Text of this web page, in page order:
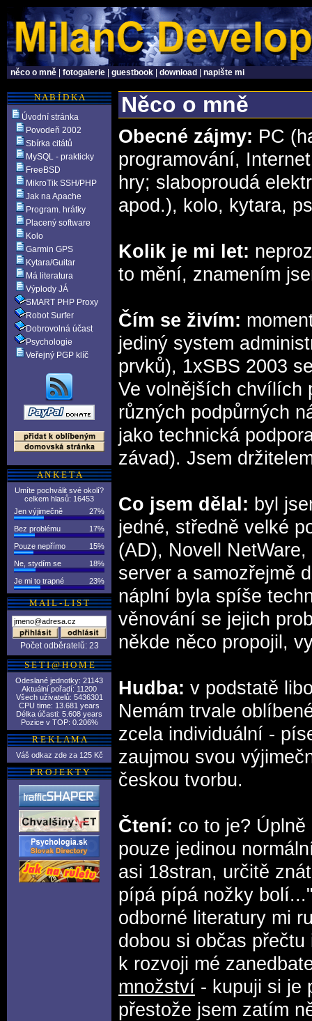
něco o mně fotogalerie guestbook download napište mi
N A B Í D K A
Úvodní stránka
Povodeň 2002
Sbírka citátů
MySQL - prakticky
FreeBSD
MikroTik SSH/PHP
Jak na Apache
Program. hrátky
Placený software
Kolo
Garmin GPS
Kytara/Guitar
Má literatura
Výplody JÁ
SMART PHP Proxy
Robot Surfer
Dobrovolná účast
Psychologie
Veřejný PGP klíč
A N K E T A
Umíte pochválit své okolí?
celkem hlasů: 16453
27%
Jen výjimečně
17%
Bez problému
15%
Pouze nepřímo
18%
Ne, stydím se
23%
Je mi to trapné
M A I L - L I S T
Počet odběratelů: 23
S E T I @ H O M E
Odeslané jednotky: 21143
Aktuální pořadí: 11200
Všech uživatelů: 5436301
CPU time: 13.681 years
Délka účasti: 5.608 years
Pozice v TOP: 0.206%
R E K L A M A
Váš odkaz zde za 125 Kč
P R O J E K T Y
Něco o mně
Obecné zájmy: PC
programování,
hry; slaboproudá
apod.), kolo, kytara,
Kolik je mi let:
to mění, znamením
Čím se živím:
jediný system
prvků), 1xSBS 2003
Ve volnějších chvílích
různých podpůrných
jako technická
závad). Jsem
Co jsem dělal: byl
jedné, středně velké
(AD), Novell
server a samozřejmě
náplní byla spíše
věnování se jejich
někde něco propojil,
Hudba: v podstatě
Nemám trvale
zcela individuální -
zaujmou svou
českou tvorbu.
Čtení: co to je?
pouze jedinou
asi 18stran, určitě
pípá pípá nožky
odborné literatury mi
dobou si občas
k rozvoji mé
množství - kupuji si je
přestože jsem zatím